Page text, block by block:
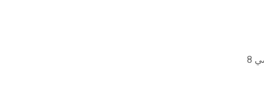
سيكريت دي جورميه موزع مشروبات مصنوع من زجاج يوركشاير، شفاف وفضي 8